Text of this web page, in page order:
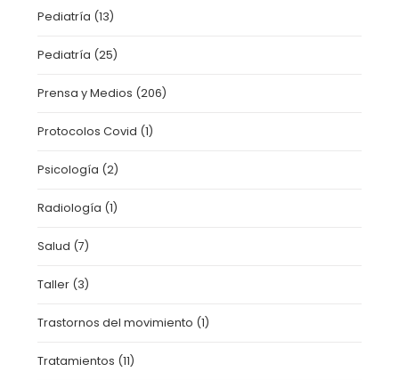
Pediatría (13)
Pediatría (25)
Prensa y Medios (206)
Protocolos Covid (1)
Psicología (2)
Radiología (1)
Salud (7)
Taller (3)
Trastornos del movimiento (1)
Tratamientos (11)